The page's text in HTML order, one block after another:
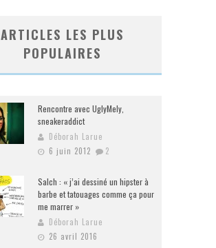
ARTICLES LES PLUS
POPULAIRES
Rencontre avec UglyMely,
sneakeraddict
Déborah Larue
6 juin 2012
2
Salch : « j’ai dessiné un hipster à
barbe et tatouages comme ça pour
me marrer »
Déborah Larue
26 avril 2016